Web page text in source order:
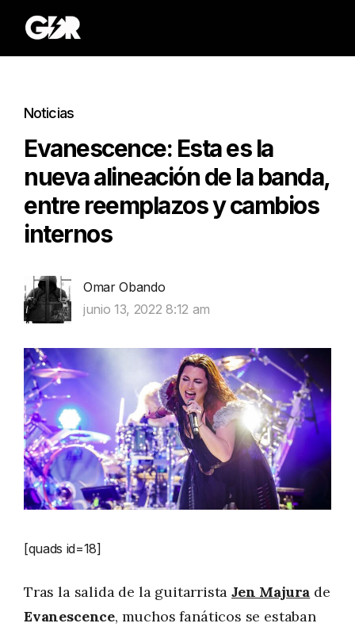
Noticias
Evanescence: Esta es la
nueva alineación de la banda,
entre reemplazos y cambios
internos
Omar Obando
junio 13, 2022 8:12 am
[quads id=18]
Tras la salida de la guitarristaJen Majura de
Evanescence, muchos fanáticos se estaban